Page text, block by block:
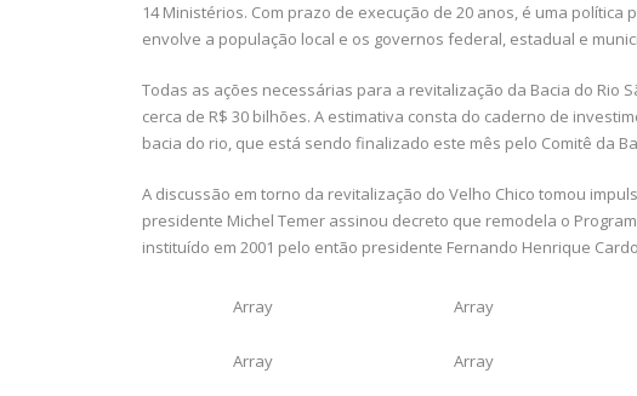
14 Ministérios. Com prazo de execução de 20 anos, é uma
envolve a população local e os governos federal, estadual e
Todas as ações necessárias para a revitalização da Bacia do Rio
cerca de R$ 30 bilhões. A estimativa consta do caderno de
bacia do rio, que está sendo finalizado este mês pelo Comitê da
A discussão em torno da revitalização do Velho Chico tomou
presidente Michel Temer assinou decreto que remodela o
instituído em 2001 pelo então presidente Fernando Henrique
Array Array
Array Array